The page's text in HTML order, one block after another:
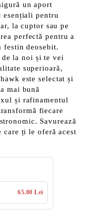
un aport
esențiali pentru
la cuptor sau pe
perfectă pentru a
festin deosebit.
de la noi și te vei
superioară,
este selectat și
mai bună
și rafinamentul
fiecare
Savurează
care ți le oferă acest
65.00 Lei